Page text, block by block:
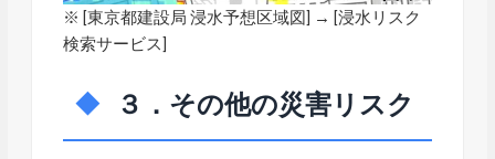
※ [東京都建設局 浸水予想区域図] → [浸水リスク
検索サービス]
３．その他の災害リスク